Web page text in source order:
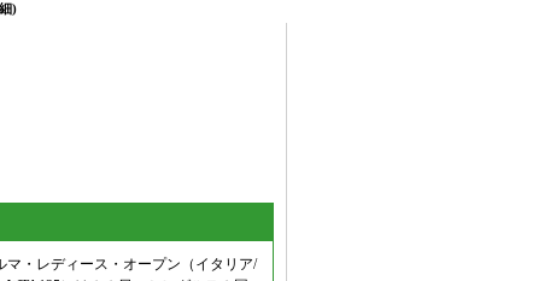
)
マ・レディース・オープン（イタリア/